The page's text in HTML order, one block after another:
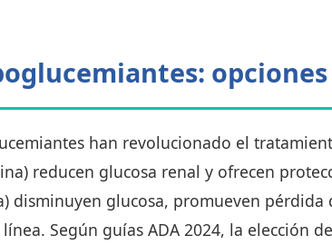
han revolucionado el
reducen glucosa renal y ofrecen
disminuyen glucosa, promueven
Según guías ADA 2024, la elección